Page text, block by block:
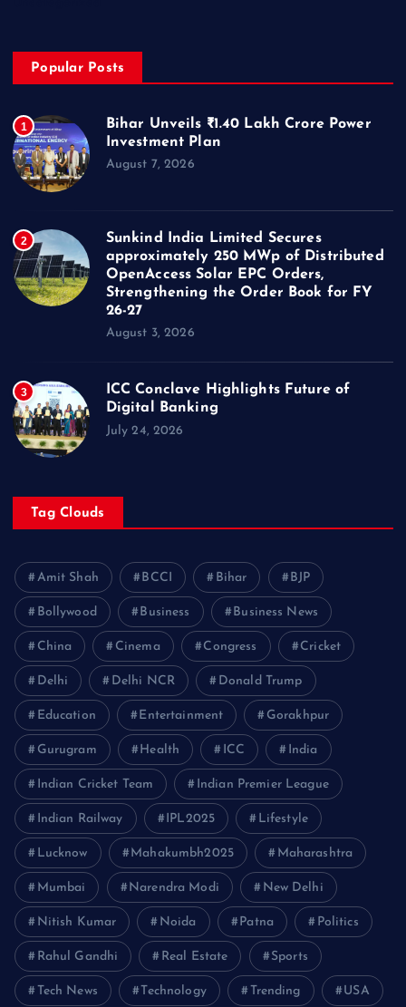
Popular Posts
1
Bihar Unveils ₹1.40 Lakh Crore Power
Investment Plan
August 7, 2026
2
Sunkind India Limited Secures
approximately 250 MWp of Distributed
OpenAccess Solar EPC Orders,
Strengthening the Order Book for FY
26-27
August 3, 2026
3
ICC Conclave Highlights Future of
Digital Banking
July 24, 2026
Tag Clouds
Amit Shah BCCI Bihar BJP
Bollywood Business Business News
China Cinema Congress Cricket
Delhi Delhi NCR Donald Trump
Education Entertainment Gorakhpur
Gurugram Health ICC India
Indian Cricket Team Indian Premier League
Indian Railway IPL2025 Lifestyle
Lucknow Mahakumbh2025 Maharashtra
Mumbai Narendra Modi New Delhi
Nitish Kumar Noida Patna Politics
Rahul Gandhi Real Estate Sports
Tech News Technology Trending USA